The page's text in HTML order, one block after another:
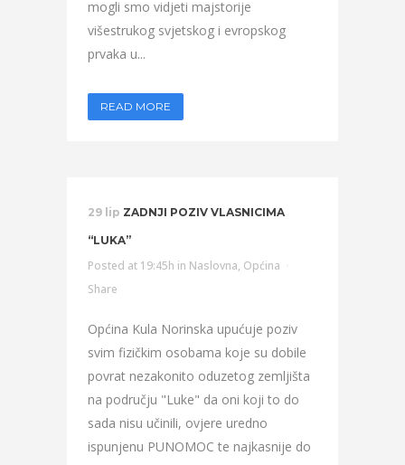
mogli smo vidjeti majstorije
višestrukog svjetskog i evropskog
prvaka u...
READ MORE
29 lip ZADNJI POZIV VLASNICIMA
“LUKA”
Posted at 19:45h in Naslovna, Općina
Share
Općina Kula Norinska upućuje poziv
svim fizičkim osobama koje su dobile
povrat nezakonito oduzetog zemljišta
na području "Luke" da oni koji to do
sada nisu učinili, ovjere uredno
ispunjenu PUNOMOC te najkasnije do